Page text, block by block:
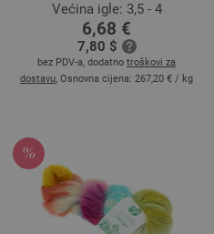
Većina igle: 3,5 - 4
6,68 €
7,80 $
bez PDV-a, dodatno troškovi za
dostavu, Osnovna cijena: 267,20 € / kg